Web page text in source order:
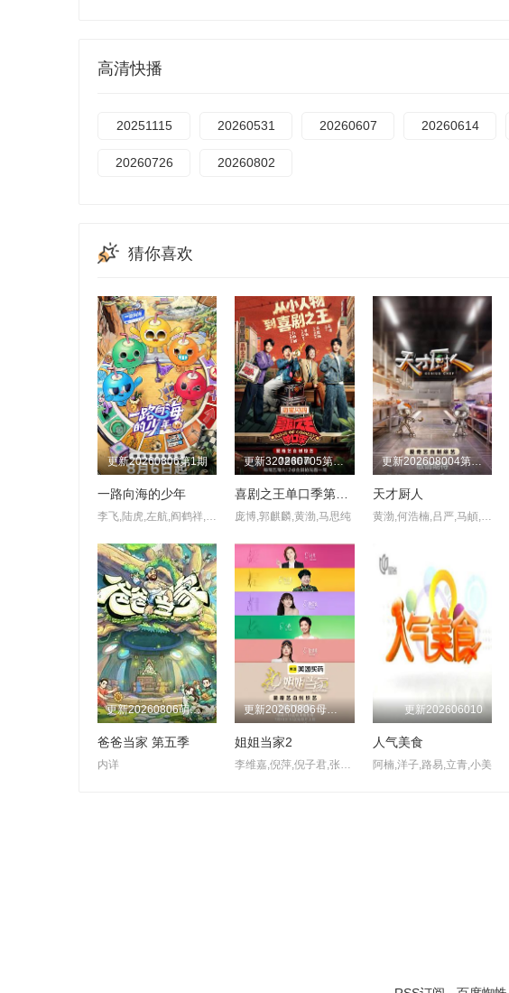
高清快播
20251115 20260531 20260607 20260614
20260726 20260802
猜你喜欢
更新20260806第1期
一路向海的少年
李飞,陆虎,左航,阎鹤祥,朱志鑫,苏新皓,张极,张泽禹
更新320260705第1期加更
喜剧之王单口季第三季
庞博,郭麒麟,黄渤,马思纯
更新202608004第8期吃播直拍
天才厨人
黄渤,何浩楠,吕严,马頔,王祖蓝,杨超越,岳云鹏,张柏芝
更新20260806萌娃当家第12期
爸爸当家 第五季
内详
更新20260806母带2第4期下
姐姐当家2
李维嘉,倪萍,倪子君,张泉灵,杜华,房主任,冉莹颖,小鹿,徐梦桃
更新202606010
人气美食
阿楠,洋子,路易,立青,小美